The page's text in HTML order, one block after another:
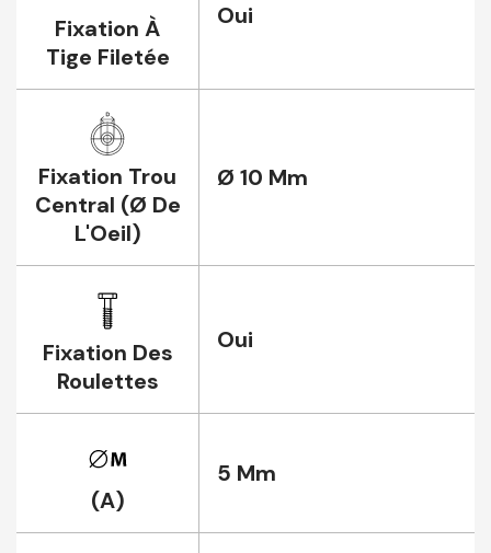
Fixation À
Tige Filetée
Oui
Fixation Trou
Central (Ø De
L'Oeil)
Ø 10 Mm
Fixation Des
Roulettes
Oui
(A)
5 Mm